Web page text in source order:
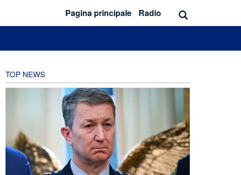
Pagina principale Radio
TOP NEWS